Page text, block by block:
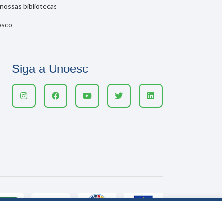
bibliotecas
Siga a Unoesc